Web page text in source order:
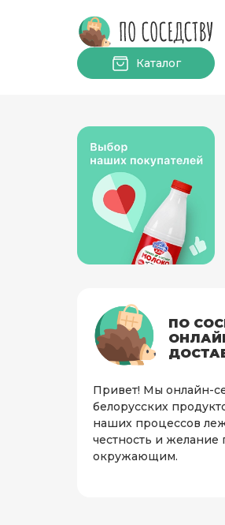
Каталог
ПО
Привет! Мы онлайн-
белорусских
наших процессов
честность и желание
окружающим.